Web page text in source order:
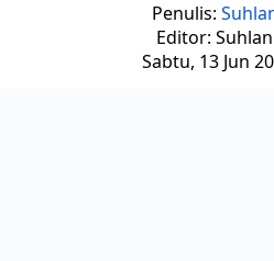
Penulis:
Editor:
Sabtu, 13 Jun